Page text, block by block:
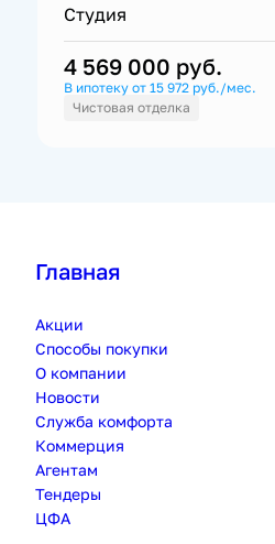
Студия
4 569 000 руб.
В ипотеку от 15 972 руб./мес.
Чистовая отделка
Главная
Акции
Способы покупки
О компании
Новости
Служба комфорта
Коммерция
Агентам
Тендеры
ЦФА